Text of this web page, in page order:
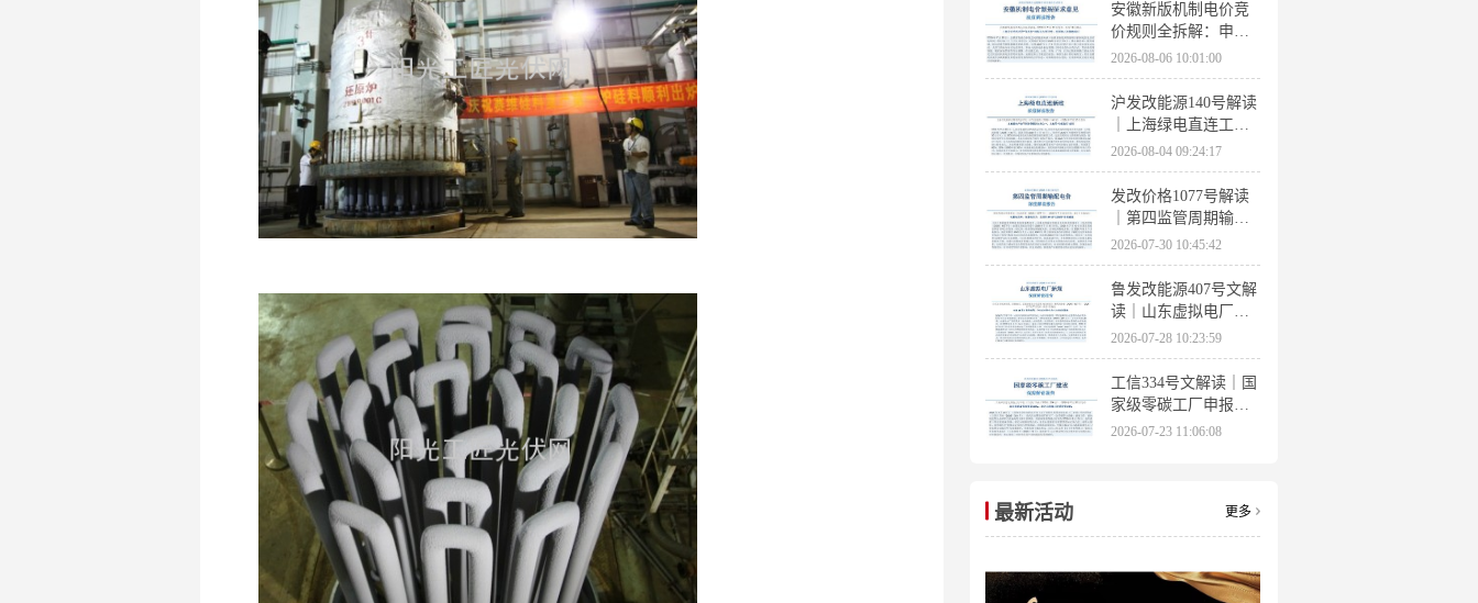
安徽新版机制电价竞
价规则全拆解：申报
条件、保函罚则、出
清机制、聚合商门槛
2026-08-06 10:01:00
沪发改能源140号解读
｜上海绿电直连工作
方案 申报条件、源荷
指标、场景优先级全
梳理
2026-08-04 09:24:17
发改价格1077号解读
｜第四监管周期输配
电价落地 电量电价下
调容量电价上调
2026-07-30 10:45:42
鲁发改能源407号文解
读｜山东虚拟电厂管
理办法全文 分布式光
伏打包入市规则详解
2026-07-28 10:23:59
工信334号文解读｜国
家级零碳工厂申报条
件、三大硬性指标、
2026-07-23 11:06:08
最新活动 更多